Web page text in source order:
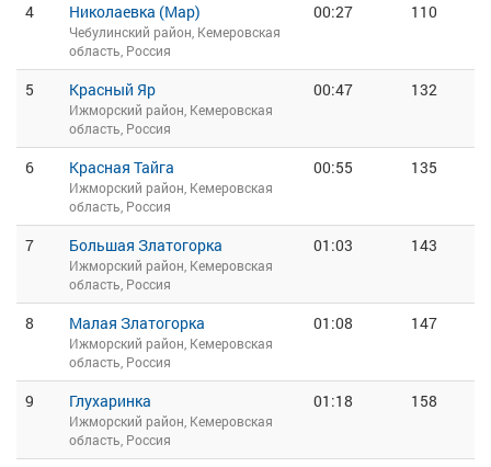
4 Николаевка (Мар)
Чебулинский район, Кемеровская
область, Россия
00:27 110
5 Красный Яр
Ижморский район, Кемеровская
область, Россия
00:47 132
6 Красная Тайга
Ижморский район, Кемеровская
область, Россия
00:55 135
7 Большая Златогорка
Ижморский район, Кемеровская
область, Россия
01:03 143
8 Малая Златогорка
Ижморский район, Кемеровская
область, Россия
01:08 147
9 Глухаринка
Ижморский район, Кемеровская
область, Россия
01:18 158